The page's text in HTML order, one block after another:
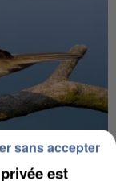
est
sans accepter